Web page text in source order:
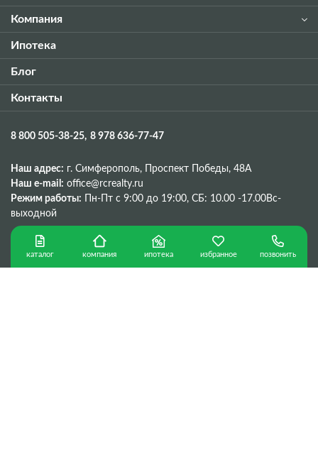
каталог компания ипотека избранное позвонить
Компания
Ипотека
Блог
Контакты
8 800 505-38-25 8 978 636-77-47
Наш адрес: г. Симферополь, Проспект Победы, 48A
Наш e-mail: office@rcrealty.ru
Режим работы:
Пн-Пт с 9:00 до 19:00, СБ: 10.00 -17.00Вс-
выходной